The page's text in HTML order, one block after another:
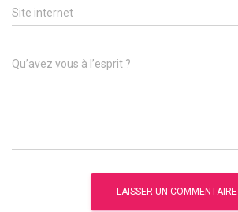
Site internet
Qu’avez vous à l’esprit ?